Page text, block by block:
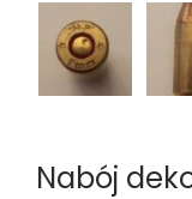
Nabój